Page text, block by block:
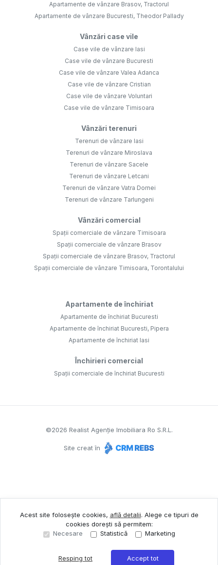
Apartamente de vânzare Brasov, Tractorul
Apartamente de vânzare Bucuresti, Theodor Pallady
Vânzări case vile
Case vile de vânzare Iasi
Case vile de vânzare Bucuresti
Case vile de vânzare Valea Adanca
Case vile de vânzare Cristian
Case vile de vânzare Voluntari
Case vile de vânzare Timisoara
Vânzări terenuri
Terenuri de vânzare Iasi
Terenuri de vânzare Miroslava
Terenuri de vânzare Sacele
Terenuri de vânzare Letcani
Terenuri de vânzare Vatra Dornei
Terenuri de vânzare Tarlungeni
Vânzări comercial
Spații comerciale de vânzare Timisoara
Spații comerciale de vânzare Brasov
Spații comerciale de vânzare Brasov, Tractorul
Spații comerciale de vânzare Timisoara, Torontalului
Apartamente de închiriat
Apartamente de închiriat Bucuresti
Apartamente de închiriat Bucuresti, Pipera
Apartamente de închiriat Iasi
Închirieri comercial
Spații comerciale de închiriat Bucuresti
©2026 Realist Agenție Imobiliara Ro S.R.L.
Site creat în
Acest site folosește cookies, află detalii. Alege ce tipuri de
cookies dorești să permitem:
Necesare
Statistică Marketing
Resping tot Accept tot